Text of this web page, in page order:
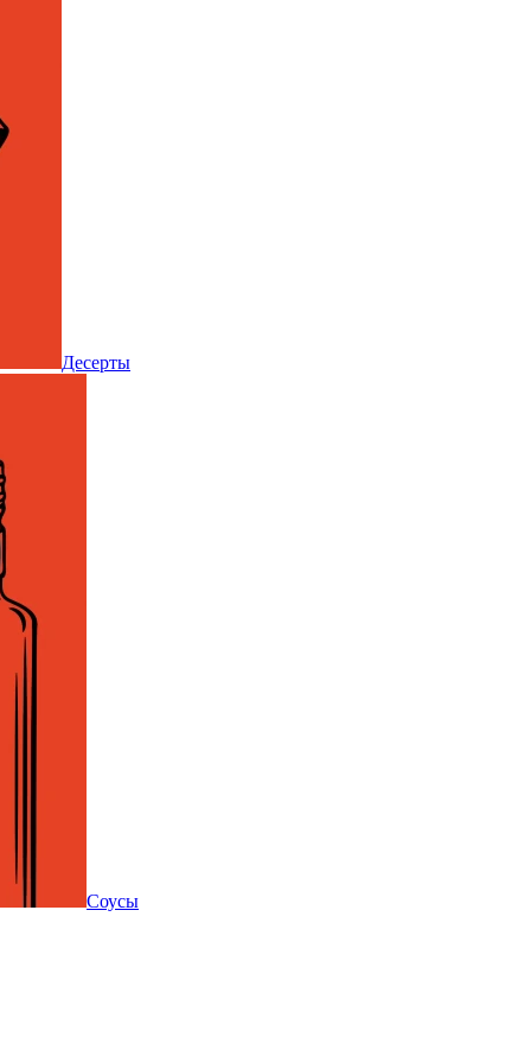
Десерты
Соусы